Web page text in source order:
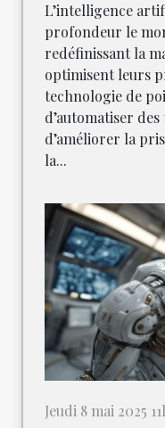
L’intelligence
profondeur le
redéfinissant la
optimisent leurs
technologie de
d’automatiser
d’améliorer la
la...
Jeudi 8 mai 2025